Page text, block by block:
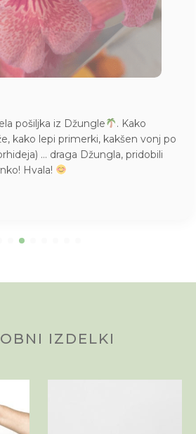
pošiljka iz Džungle
. Kako
kako lepi primerki, kakšen vonj po
… draga Džungla, pridobili
Hvala!
IZDELKI